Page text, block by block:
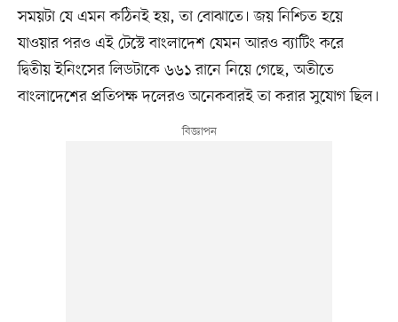
সময়টা যে এমন কঠিনই হয়, তা বোঝাতে। জয় নিশ্চিত হয়ে
যাওয়ার পরও এই টেস্টে বাংলাদেশ যেমন আরও ব্যাটিং করে
দ্বিতীয় ইনিংসের লিডটাকে ৬৬১ রানে নিয়ে গেছে, অতীতে
বাংলাদেশের প্রতিপক্ষ দলেরও অনেকবারই তা করার সুযোগ ছিল।